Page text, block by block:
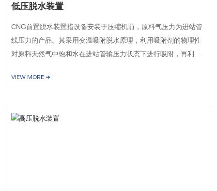
低压脱水装置
CNG前置脱水装置指设备安装于压缩机前，原料气压力为进站管
线压力的产品。其采用变温吸附脱水原理，利用吸附剂的物理性
对原料天然气中饱和水在进站管输压力状态下进行吸附，再利用
式、零排放解析。吸附与解析采用逆向进行。
VIEW MORE ➜